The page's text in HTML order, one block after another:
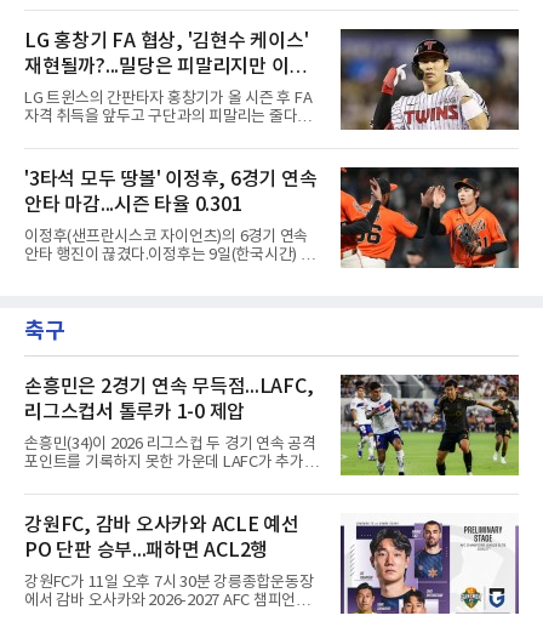
두 2위다. 올해 토론토와 1년 300만 달러에 재계
약한 그는 9위 게일로드 페리(3
크에서 열린 로스앤젤레스 에인절스전에 선발
등판해 7이닝 3피안타 무실점을 기록, 7-0 승리
를 이끌며 시즌 13승(6패)을 올렸다. 평균자책점
은 3.52로 떨어졌고, 3회를 마쳤을 때 통산 1천
226이닝을 기록해 리키 놀라스코의 구단 최다
이닝(1천225⅔이닝)을 경신했다.시즌 소화 이닝
은 163⅔이닝으로 규정이닝 162이닝을 통과했
인트루이스에서 데뷔해 이듬해 마이애미로 이적
한 그는 2022년 리그 최다 228⅔이닝
LG 홍창기 FA 협상, '김현수 케이스'
재현될까?...밀당은 피말리지만 이적
가능성은 낮아
LG 트윈스의 간판타자 홍창기가 올 시즌 후 FA
자격 취득을 앞두고 구단과의 피말리는 줄다리
김현수가 FA 시장에서 이적했던 충격적인 선례
가 소환되면서 벌써부터 팬들의 이목이 집중되
는 양상이다.다만 이번 협상은 과거 김현수 케이
스와는 판이하게 다른 환경 속에서 전개될 것으
로 보인다. 선수 측과 구단 간의 시각 차이가 팽
팽히 맞서며 내부 협상 과정은 극심한 진통을 겪
을 가능성이 크지만, 시장 외부에서 불어오는 변
에서 이탈하는 아픔을 겪었고, 이어진 2026시즌
초중반에도 실전 감각 회복
'3타석 모두 땅볼' 이정후, 6경기 연속
안타 마감...시즌 타율 0.301
이정후(샌프란시스코 자이언츠)의 6경기 연속
안타 행진이 끊겼다.이정후는 9일(한국시간) 미
은 0.301로 하락했다. 1회와 4회 유격수 땅볼, 7
회 2루수 땅볼로 물러났고 9회초 대수비와 교체
데다 7회 6실점이 겹쳐 0-8로 졌다.샌디에이고
파드리스 송성문은 휴스턴 애스트로스와의 홈경
기에 결장했다. 샌디에이고는 3-2로 이겼다.
축구
손흥민은 2경기 연속 무득점...LAFC,
리그스컵서 톨루카 1-0 제압
손흥민(34)이 2026 리그스컵 두 경기 연속 공격
포인트를 기록하지 못한 가운데 LAFC가 추가시
간) 미국 로스앤젤레스 BMO 스타디움에서 열린
멕시코 리가 MX 톨루카와의 조별리그 2차전에
최전방 공격수로 선발 출전했으나 슈팅 없이 후
반 23분 주드 테리와 교체됐다. 북중미 월드컵
이후 MLS 4경기 연속 골을 넣었던 그는 지난 6
일 치바스 과달라하라전에 이어 침묵했다.전반
1분 다비드 마르티네스가 얻은 페널티킥은 비디
강원FC, 감바 오사카와 ACLE 예선
PO 단판 승부...패하면 ACL2행
강원FC가 11일 오후 7시 30분 강릉종합운동장
에서 감바 오사카와 2026-2027 AFC 챔피언스